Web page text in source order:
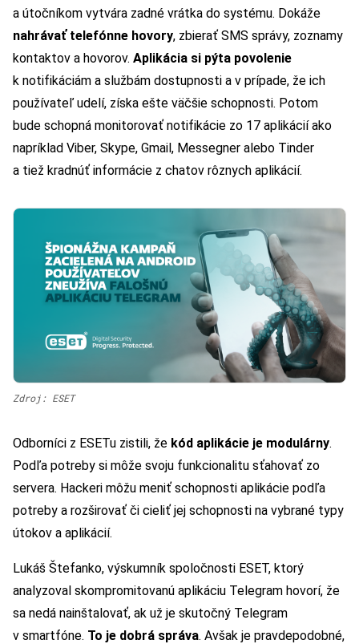
a útočníkom vytvára zadné vrátka do systému. Dokáže
nahrávať telefónne hovory, zbierať SMS správy, zoznamy
kontaktov a hovorov. Aplikácia si pýta povolenie
k notifikáciám a službám dostupnosti a v prípade, že ich
používateľ udelí, získa ešte väčšie schopnosti. Potom
bude schopná monitorovať notifikácie zo 17 aplikácií ako
napríklad Viber, Skype, Gmail, Messegner alebo Tinder
a tiež kradnúť informácie z chatov rôznych aplikácií.
Zdroj: ESET
Odborníci z ESETu zistili, že kód aplikácie je modulárny.
Podľa potreby si môže svoju funkcionalitu sťahovať zo
servera. Hackeri môžu meniť schopnosti aplikácie podľa
potreby a rozširovať či cieliť jej schopnosti na vybrané typy
útokov a aplikácií.
Lukáš Štefanko, výskumník spoločnosti ESET, ktorý
analyzoval skompromitovanú aplikáciu Telegram hovorí, že
sa nedá nainštalovať, ak už je skutočný Telegram
v smartfóne. To je dobrá správa. Avšak je pravdepodobné,